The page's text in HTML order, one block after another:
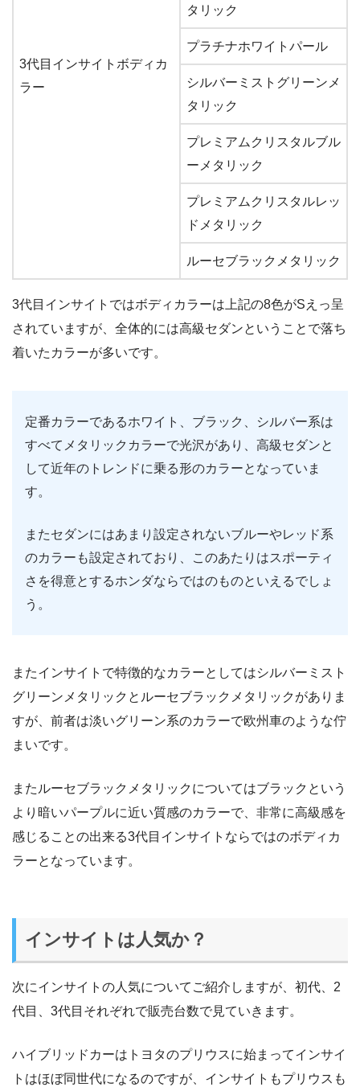
3代目インサイトボディカ
ラー
タリック
プラチナホワイトパール
シルバーミストグリーンメ
タリック
プレミアムクリスタルブル
ーメタリック
プレミアムクリスタルレッ
ドメタリック
ルーセブラックメタリック
3代目インサイトではボディカラーは上記の8色がSえっ呈
されていますが、全体的には高級セダンということで落ち
着いたカラーが多いです。
定番カラーであるホワイト、ブラック、シルバー系は
すべてメタリックカラーで光沢があり、高級セダンと
して近年のトレンドに乗る形のカラーとなっていま
す。
またセダンにはあまり設定されないブルーやレッド系
のカラーも設定されており、このあたりはスポーティ
さを得意とするホンダならではのものといえるでしょ
う。
またインサイトで特徴的なカラーとしてはシルバーミスト
グリーンメタリックとルーセブラックメタリックがありま
すが、前者は淡いグリーン系のカラーで欧州車のような佇
まいです。
またルーセブラックメタリックについてはブラックという
より暗いパープルに近い質感のカラーで、非常に高級感を
感じることの出来る3代目インサイトならではのボディカ
ラーとなっています。
インサイトは人気か？
次にインサイトの人気についてご紹介しますが、初代、2
代目、3代目それぞれで販売台数で見ていきます。
ハイブリッドカーはトヨタのプリウスに始まってインサイ
トはほぼ同世代になるのですが、インサイトもプリウスも